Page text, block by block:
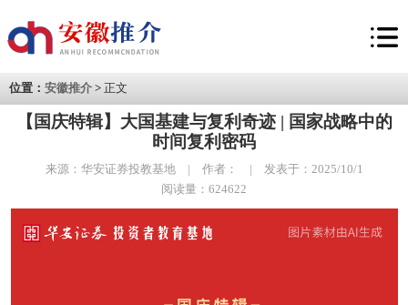
位置： 安徽推介 > 正文
【国庆特辑】大国基建与复利奇迹 | 国家战略中的
时间复利密码
来源：华安证券投教基地 | 作者： | 发表于：2025/10/1
阅读量：624622